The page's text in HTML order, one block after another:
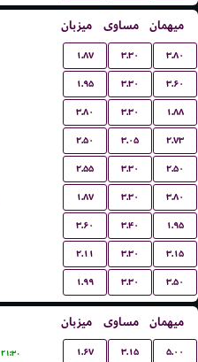
میزبان مساوی میهمان
۱.۸۷ ۳.۳۰ ۳.۸۰
۱.۹۵ ۳.۳۰ ۳.۶۰
۳.۸۰ ۳.۳۰ ۱.۸۸
۲.۵۰ ۳.۰۵ ۲.۷۳
۲.۵۵ ۳.۳۰ ۲.۵۰
۱.۸۷ ۳.۳۰ ۳.۸۰
۳.۶۰ ۳.۴۰ ۱.۹۵
۲.۱۱ ۳.۳۰ ۳.۱۵
۱.۹۹ ۳.۳۰ ۳.۵۰
میزبان مساوی میهمان
۲۱:۳۰ ۱.۶۷ ۳.۱۵ ۵.۰۰